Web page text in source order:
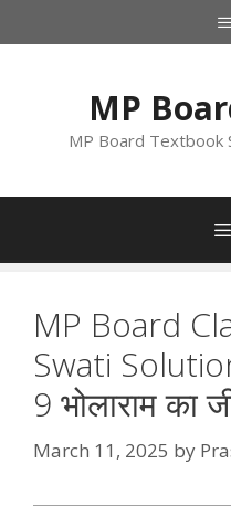
to
MP
MP Board Textbook
MP Board
Swati
9 भोलाराम का
March 11, 2025 by